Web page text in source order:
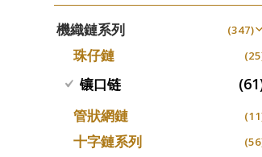
機織鏈系列 (347)
珠仔鏈
镶口链
管狀網鏈
十字鏈系列